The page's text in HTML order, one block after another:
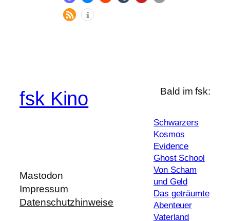
fsk Kino
Mastodon
Impressum
Datenschutzhinweise
Bald im fsk:
Schwarzers
Kosmos
Evidence
Ghost School
Von Scham
und Geld
Das geträumte
Abenteuer
Vaterland